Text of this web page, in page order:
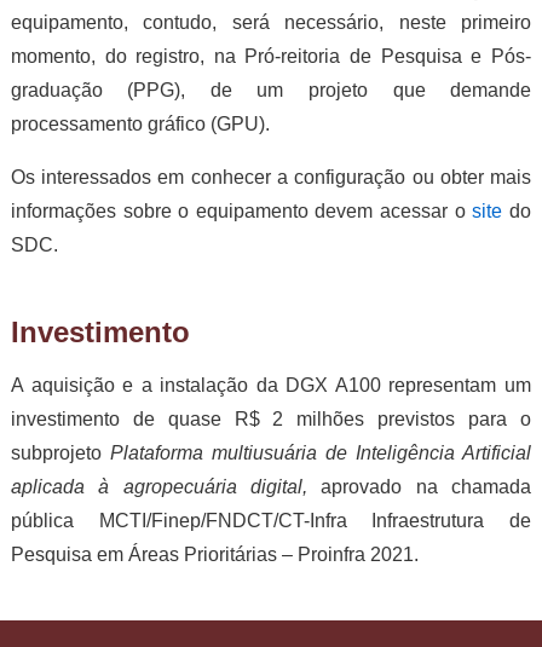
equipamento, contudo, será necessário, neste primeiro
momento, do registro, na Pró-reitoria de Pesquisa e Pós-
graduação (PPG), de um projeto que demande
processamento gráfico (GPU).
Os interessados em conhecer a configuração ou obter mais
informações sobre o equipamento devem acessar osite do
SDC.
Investimento
A aquisição e a instalação da DGX A100 representam um
investimento de quase R$ 2 milhões previstos para o
subprojeto Plataforma multiusuária de Inteligência Artificial
aplicada à agropecuária digital, aprovado na chamada
pública MCTI/Finep/FNDCT/CT-Infra Infraestrutura de
Pesquisa em Áreas Prioritárias – Proinfra 2021.